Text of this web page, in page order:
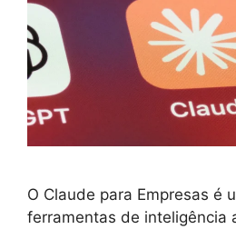
O Claude para Empresas é
ferramentas de inteligência